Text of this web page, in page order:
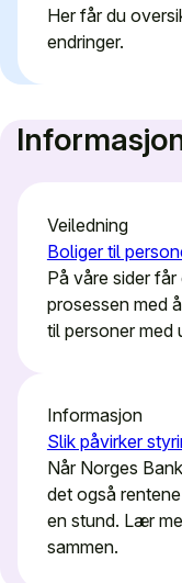
Her får du
endringer.
Veiledning
Boliger til
På våre sider
prosessen med
til personer med
Informasjon
Slik påvirker
Når Norges
det også
en stund. Lær
sammen.